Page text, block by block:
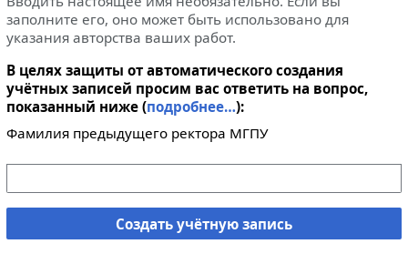
заполните его, оно может быть использовано для
указания авторства ваших работ.
В целях защиты от автоматического создания
учётных записей просим вас ответить на вопрос,
показанный ниже (подробнее…):
Фамилия предыдущего ректора МГПУ
Создать учётную запись